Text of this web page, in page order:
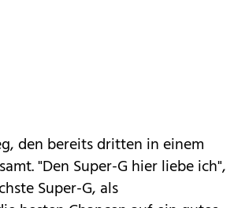
den bereits dritten in einem
"Den Super-G hier liebe ich",
Super-G, als